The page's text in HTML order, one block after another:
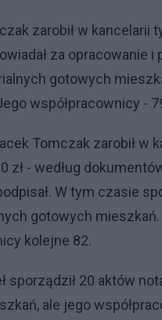
zarobił w kancelarii
za opracowanie i
gotowych
współpracownicy -
Tomczak zarobił w
zł - według
W tym czasie
gotowych
kolejne 82.
sporządził 20 aktów
ale jego